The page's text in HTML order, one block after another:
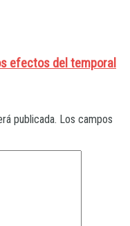
efectos del temporal
publicada. Los campos